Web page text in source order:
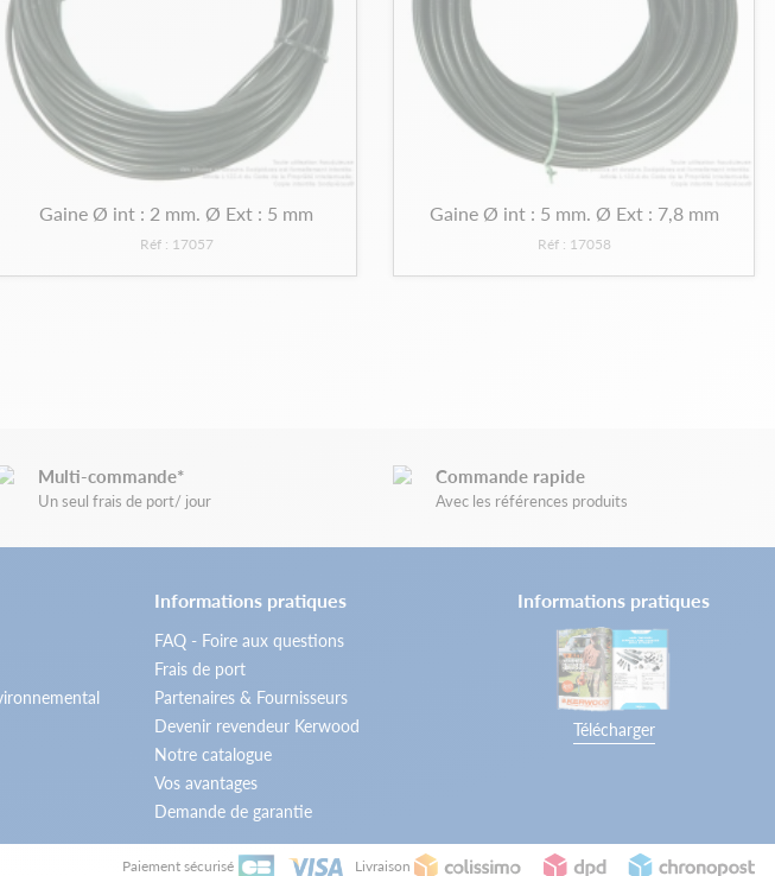
Gaine Ø int : 2 mm. Ø Ext : 5 mm
Réf : 17057
Gaine Ø int : 5 mm. Ø Ext : 7,8 mm
Réf : 17058
Multi-commande*
Un seul frais de port/ jour
Commande rapide
Avec les références produits
Informations pratiques
FAQ - Foire aux questions
Frais de port
Partenaires & Fournisseurs
Devenir revendeur Kerwood
Notre catalogue
Vos avantages
Demande de garantie
Informations pratiques
Télécharger
Paiement sécurisé Livraison